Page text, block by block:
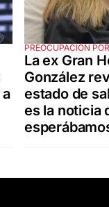
PREOCUPACIÓN
La ex Gran
González
estado de
es la noticia